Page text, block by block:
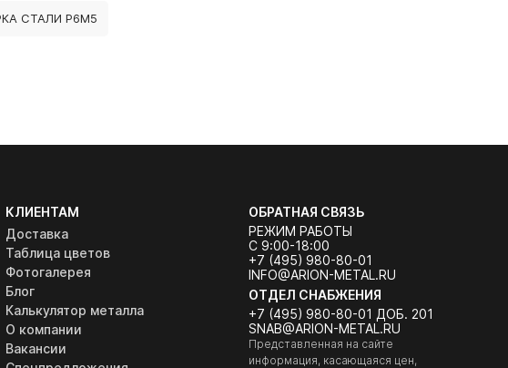
СТАЛИ Р6М5
КЛИЕНТАМ
Доставка
Таблица цветов
Фотогалерея
Блог
Калькулятор металла
О компании
Вакансии
ОБРАТНАЯ СВЯЗЬ
РЕЖИМ РАБОТЫ
С 9:00-18:00
+7 (495) 980-80-01
INFO@ARION-METAL.RU
ОТДЕЛ СНАБЖЕНИЯ
+7 (495) 980-80-01 ДОБ. 201
SNAB@ARION-METAL.RU
Представленная на сайте
информация, касающаяся цен,